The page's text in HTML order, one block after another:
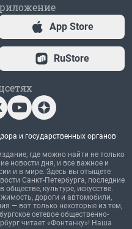
App Store
RuStore
и государственных органов
где можно найти не только
новости дня, и все важное и
и в мире. Здесь вы отыщете
Санкт-Петербурга, последние
культуре, искусстве.
дороги и автомобили,
— вот только некоторые из тем,
сетевое общественно-
читает «Фонтанку»! Наша